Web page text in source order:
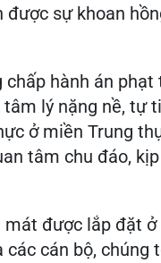
sự khoan
chấp hành án
lý nặng nề, tự
ở miền Trung
tâm chu đáo,
mát được lắp đặt
cán bộ,